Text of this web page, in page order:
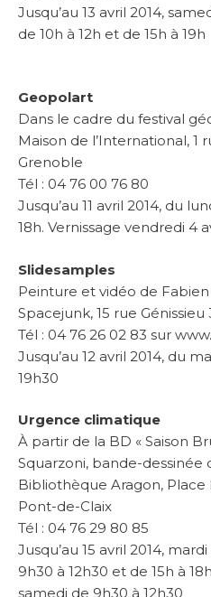
Jusqu’au 13 avril 2014,
de 10h à 12h et de 15h à 19h
Geopolart
Dans le cadre du festival
Maison de l’International,
Grenoble
Tél : 04 76 00 76 80
Jusqu’au 11 avril 2014, du
18h. Vernissage vendredi 4
Slidesamples
Peinture et vidéo de
Spacejunk, 15 rue
Tél : 04 76 26 02 83 sur
Jusqu’au 12 avril 2014, du
19h30
Urgence climatique
À partir de la BD « Saison
Squarzoni, bande-dessinée
Bibliothèque Aragon,
Pont-de-Claix
Tél : 04 76 29 80 85
Jusqu’au 15 avril 2014,
9h30 à 12h30 et de 15h à
samedi de 9h30 à 12h30